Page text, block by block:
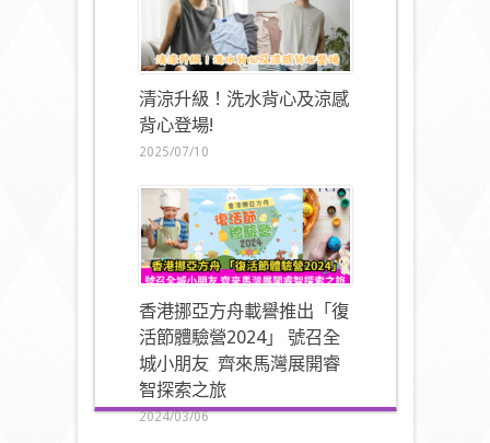
清涼升級！洗水背心及涼感
背心登場!
2025/07/10
香港挪亞方舟載譽推出「復
活節體驗營2024」 號召全
城小朋友 齊來馬灣展開睿
智探索之旅
2024/03/06